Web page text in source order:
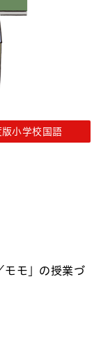
小学校国語
モモ」の授業づ